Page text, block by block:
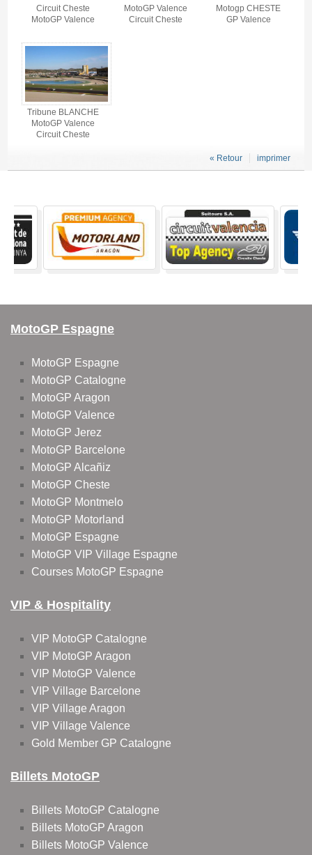
Circuit Cheste
MotoGP Valence
MotoGP Valence
Circuit Cheste
Motogp CHESTE
GP Valence
Tribune BLANCHE
MotoGP Valence
Circuit Cheste
imprimer
« Retour
MotoGP Espagne
MotoGP Espagne
MotoGP Catalogne
MotoGP Aragon
MotoGP Valence
MotoGP Jerez
MotoGP Barcelone
MotoGP Alcañiz
MotoGP Cheste
MotoGP Montmelo
MotoGP Motorland
MotoGP Espagne
MotoGP VIP Village Espagne
Courses MotoGP Espagne
VIP & Hospitality
VIP MotoGP Catalogne
VIP MotoGP Aragon
VIP MotoGP Valence
VIP Village Barcelone
VIP Village Aragon
VIP Village Valence
Gold Member GP Catalogne
Billets MotoGP
Billets MotoGP Catalogne
Billets MotoGP Aragon
Billets MotoGP Valence